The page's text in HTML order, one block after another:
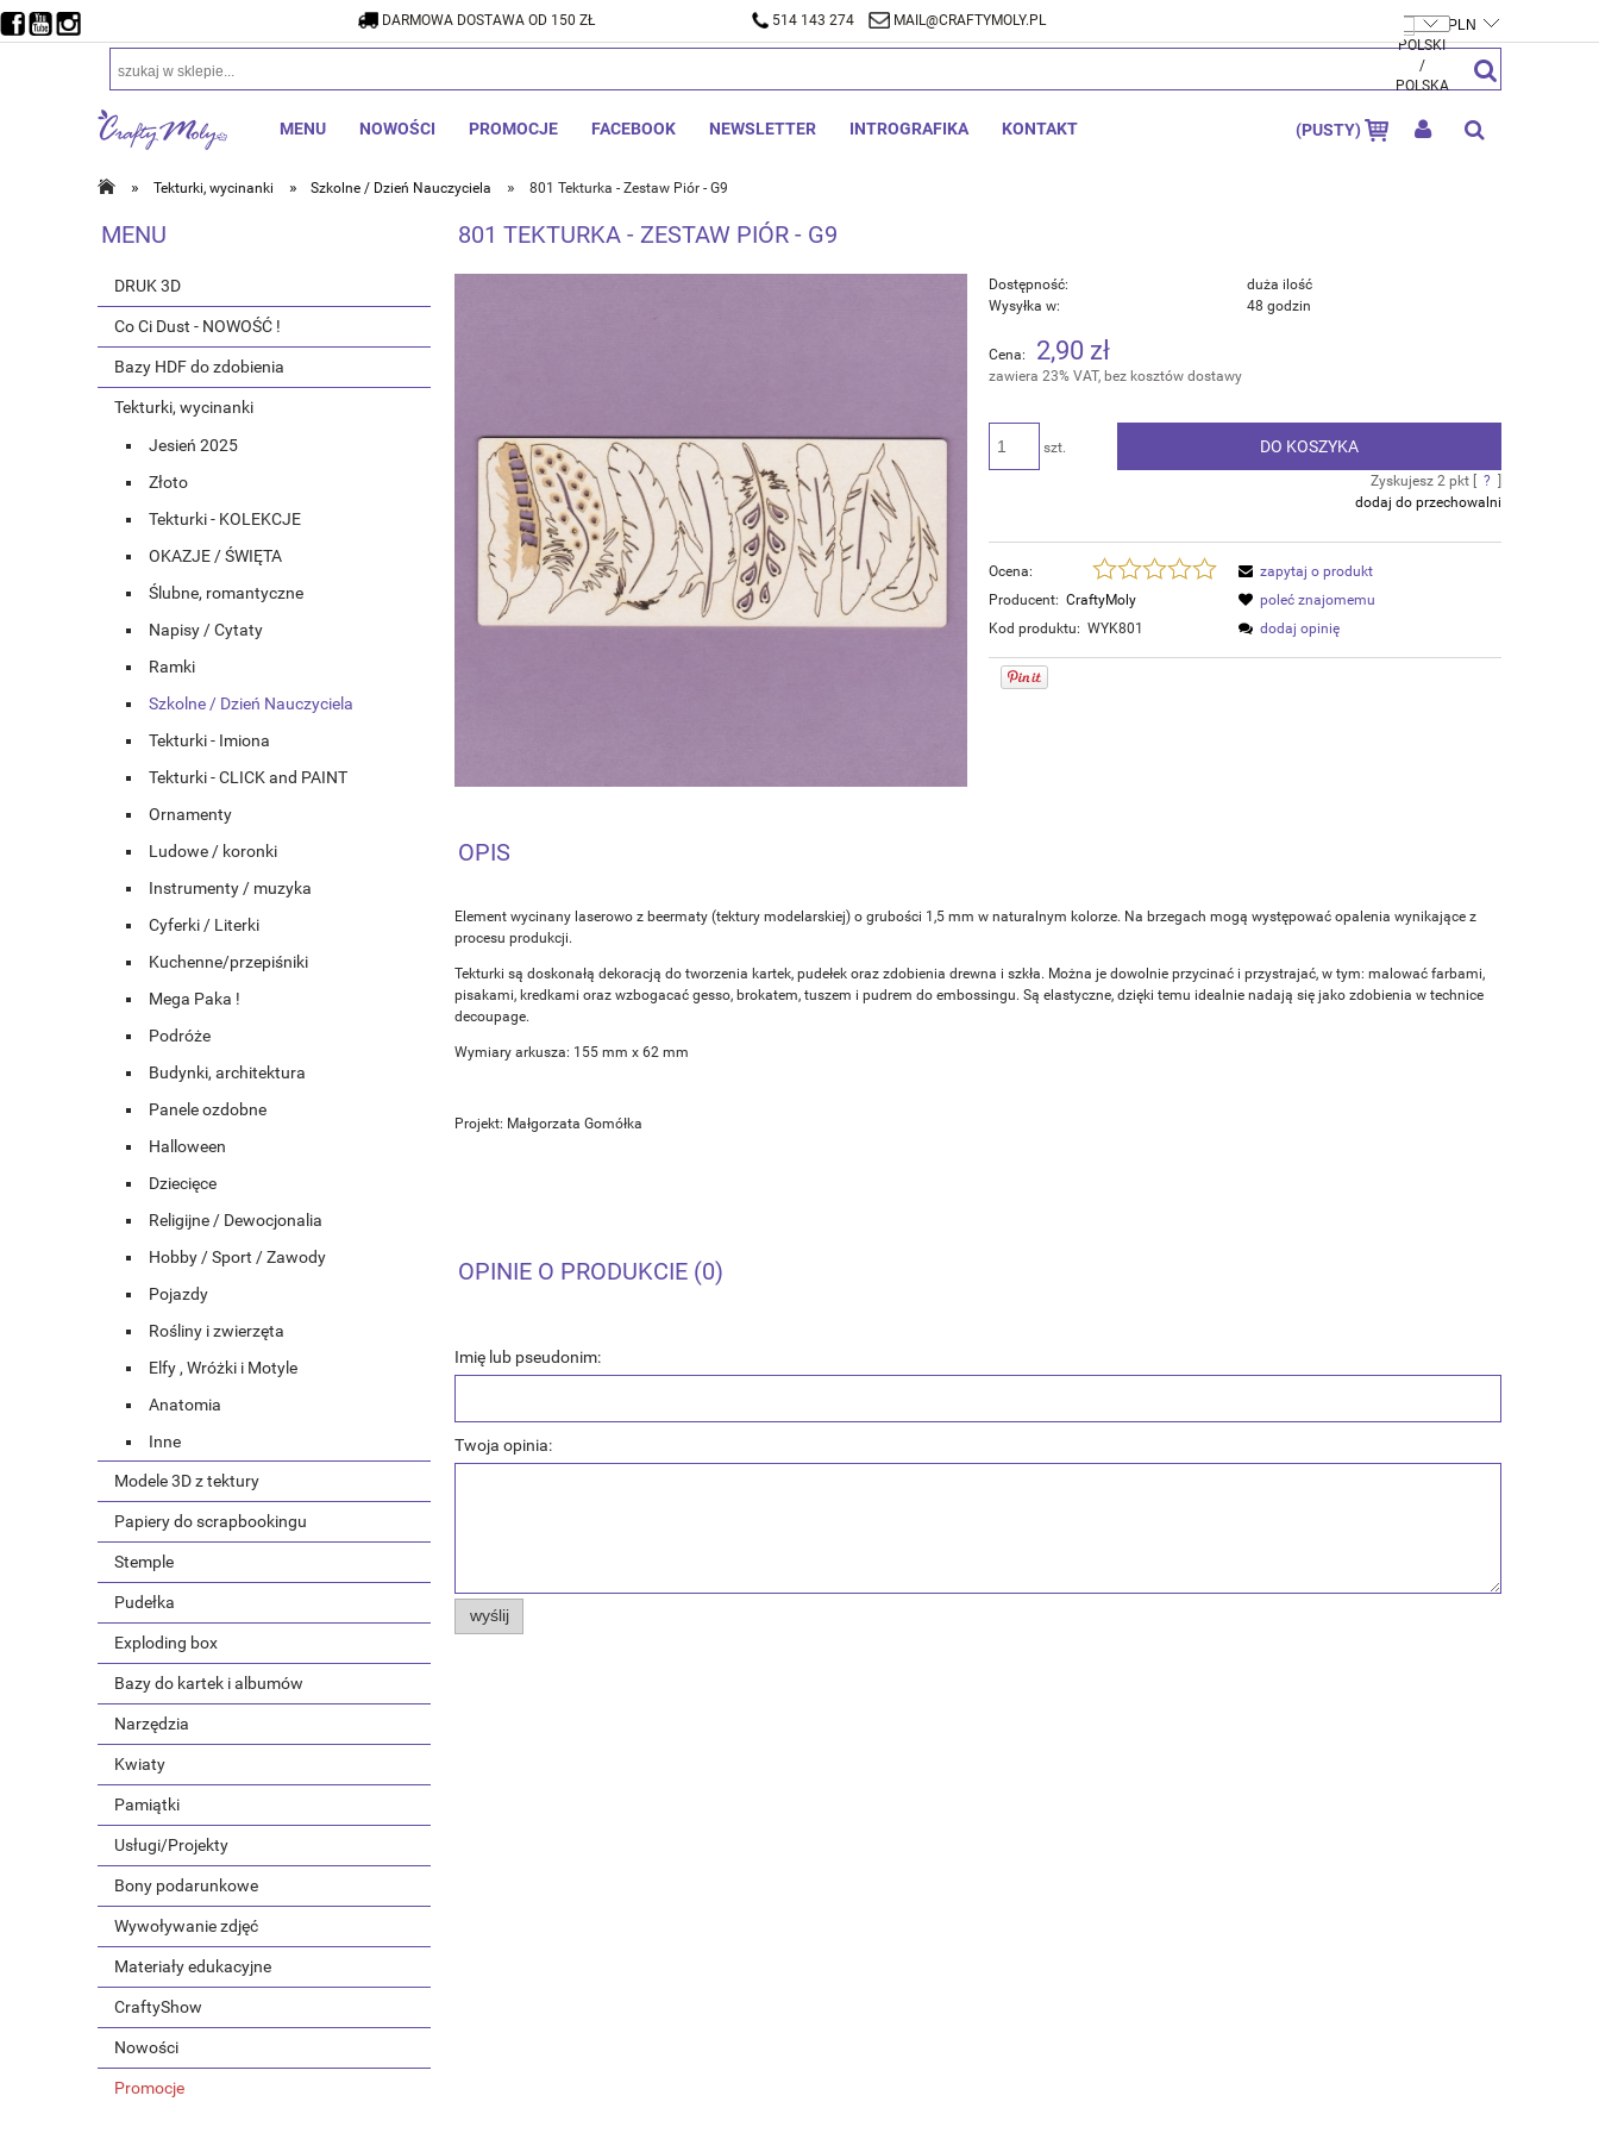
DARMOWA DOSTAWA OD 150 ZŁ 514 143 274 MAIL@CRAFTYMOLY.PL ZALOGUJ SIĘ
(PUSTY)
MENU NOWOŚCI PROMOCJE FACEBOOK NEWSLETTER INTROGRAFIKA KONTAKT
» Tekturki, wycinanki » Szkolne / Dzień Nauczyciela » 801 Tekturka - Zestaw Piór - G9
DARMOWA DOSTAWA OD 150 ZŁ 514 143 274 MAIL@CRAFTYMOLY.PL
MENU
DRUK 3D
Co Ci Dust - NOWOŚĆ !
Bazy HDF do zdobienia
Tekturki, wycinanki
Jesień 2025
Złoto
Tekturki - KOLEKCJE
OKAZJE / ŚWIĘTA
Ślubne, romantyczne
Napisy / Cytaty
Ramki
Szkolne / Dzień Nauczyciela
Tekturki - Imiona
Tekturki - CLICK and PAINT
Ornamenty
Ludowe / koronki
Instrumenty / muzyka
Cyferki / Literki
Kuchenne/przepiśniki
Mega Paka !
Podróże
Budynki, architektura
Panele ozdobne
Halloween
Dziecięce
Religijne / Dewocjonalia
Hobby / Sport / Zawody
Pojazdy
Rośliny i zwierzęta
Elfy , Wróżki i Motyle
Anatomia
Inne
Modele 3D z tektury
Papiery do scrapbookingu
Stemple
Pudełka
Exploding box
Bazy do kartek i albumów
Narzędzia
Kwiaty
Pamiątki
Usługi/Projekty
Bony podarunkowe
Wywoływanie zdjęć
Materiały edukacyjne
CraftyShow
Nowości
Promocje
801 TEKTURKA - ZESTAW PIÓR - G9
Dostępność:
duża ilość
Wysyłka w:
48 godzin
Cena: 2,90 zł
zawiera 23% VAT, bez kosztów dostawy
szt. DO KOSZYKA
Zyskujesz 2pkt [ ?
dodaj do przechowalni
Ocena:
Producent: CraftyMoly
Kod produktu: WYK801
zapytaj o produkt
poleć znajomemu
dodaj opinię
OPIS
Element wycinany laserowo z beermaty (tektury modelarskiej) o grubości 1,5 mm w naturalnym kolorze. Na brzegach mogą występować opalenia wynikające z
procesu produkcji.
Tekturki są doskonałą dekoracją do tworzenia kartek, pudełek oraz zdobienia drewna i szkła. Można je dowolnie przycinać i przystrajać, w tym: malować farbami,
pisakami, kredkami oraz wzbogacać gesso, brokatem, tuszem i pudrem do embossingu. Są elastyczne, dzięki temu idealnie nadają się jako zdobienia w technice
decoupage.
Wymiary arkusza: 155 mm x 62 mm
Projekt: Małgorzata Gomółka
OPINIE O PRODUKCIE (0)
Imię lub pseudonim:
Twoja opinia:
wyślij